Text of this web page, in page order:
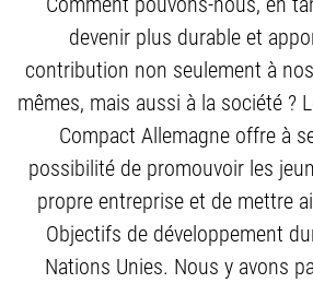
devenir plus durable et
contribution non seulement à
mêmes, mais aussi à la société ?
Compact Allemagne offre à
possibilité de promouvoir les
propre entreprise et de mettre
Objectifs de développement
Nations Unies. Nous y avons